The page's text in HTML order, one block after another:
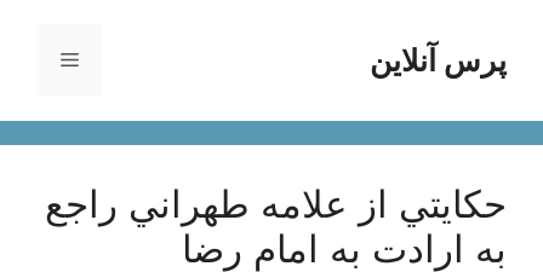
محتواپرس آنلاین فهرست
حكايتي از علامه طهراني راجع
به ارادت به امام رضا